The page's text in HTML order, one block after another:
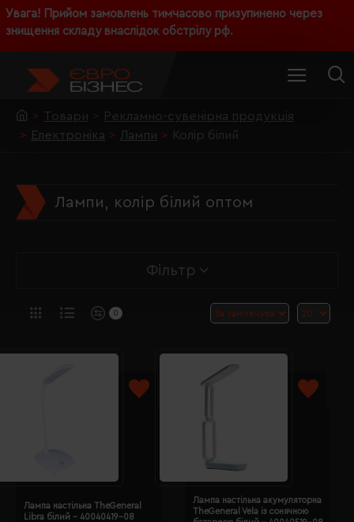
Увага! Прийом замовлень тимчасово призупинено через
знищення складу внаслідок обстрілу рф.
Товари
Рекламно-сувенірна продукція
Електроніка
Лампи Колір білий
Лампи, колір білий оптом
Фільтр
0
Лампа настільна TheGeneral
Libra білий - 40040419-08
Лампа настільна акумуляторна
TheGeneral Vela із сонячною